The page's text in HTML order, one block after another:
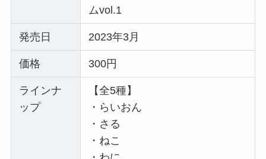
ムvol.1
発売日 2023年3月
価格 300円
ラインナ
ップ
【全5種】
・らいおん
・さる
・ねこ